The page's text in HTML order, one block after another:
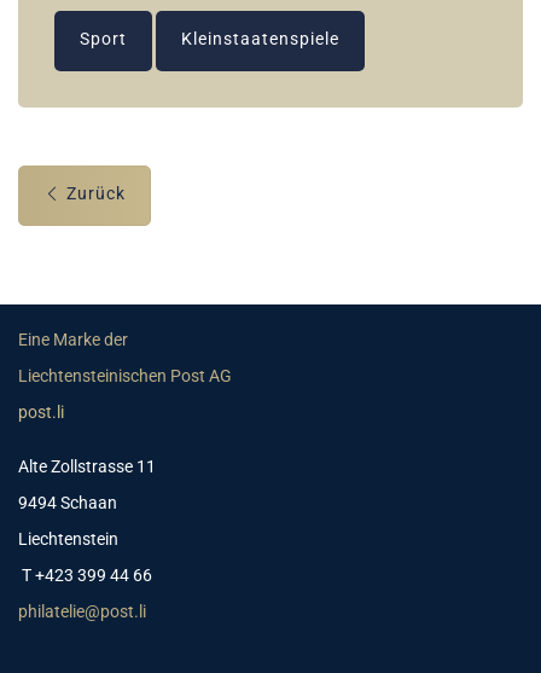
Sport Kleinstaatenspiele
Zurück
Eine Marke der
Liechtensteinischen Post AG
post.li
Alte Zollstrasse 11
9494 Schaan
Liechtenstein
T +423 399 44 66
philatelie@post.li